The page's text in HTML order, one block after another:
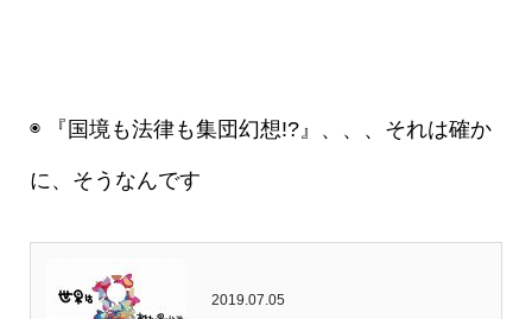
◉ 『国境も法律も集団幻想!?』、、、それは確か
に、そうなんです
2019.07.05